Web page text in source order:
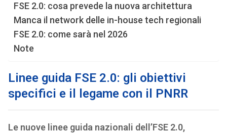
FSE 2.0: cosa prevede la nuova architettura
Manca il network delle in-house tech regionali
FSE 2.0: come sarà nel 2026
Note
Linee guida FSE 2.0: gli obiettivi
specifici e il legame con il PNRR
Le nuove linee guida nazionali dell’FSE 2.0,